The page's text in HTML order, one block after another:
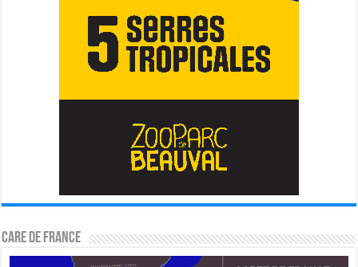
CARE DE FRANCE